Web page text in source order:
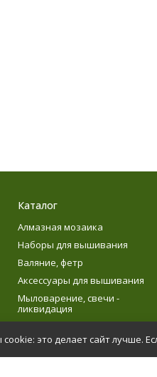
Каталог
Алмазная мозаика
Наборы для вышивания
Валяние, фетр
Аксессуары для вышивания
Мыловарение, свечи -
ликвидация
Детское творчество
это делает сайт лучше.